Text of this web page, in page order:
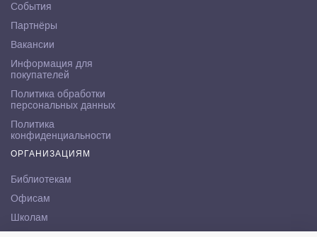
События
Партнёры
Вакансии
Информация для
покупателей
Политика обработки
персональных данных
Политика
конфиденциальности
ОРГАНИЗАЦИЯМ
Библиотекам
Офисам
Школам